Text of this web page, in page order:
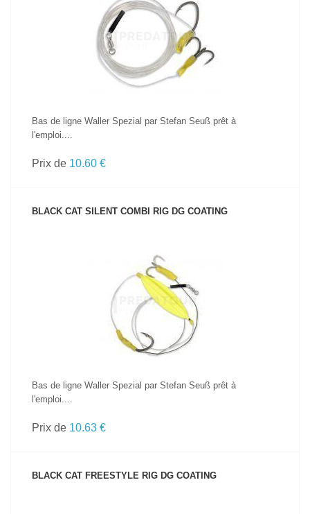
VOIR LE PRODUIT
Bas de ligne Waller Spezial par Stefan Seuß prêt à
l'emploi....
Prix de 10.60 €
BLACK CAT SILENT COMBI RIG DG COATING
VOIR LE PRODUIT
Bas de ligne Waller Spezial par Stefan Seuß prêt à
l'emploi....
Prix de 10.63 €
BLACK CAT FREESTYLE RIG DG COATING